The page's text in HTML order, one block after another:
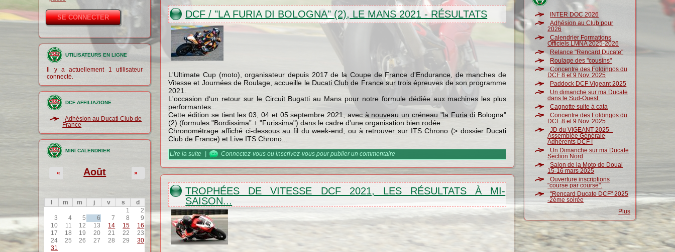
UTILISATEURS EN LIGNE
Il y a actuellement 1 utilisateur
connecté.
DCF AFFILIAZIONE
Adhésion au Ducati Club de
France
MINI CALENDRIER
Août
« »
m m j v s
d
1
2
3
4 5 6 7 8
9
10
11 12 13 14 15
16
17
18 19 20 21 22
23
24
25 26 27 28 29
30
31
DCF / "LA FURIA DI BOLOGNA" (2), LE MANS 2021 - RÉSULTATS
L'Ultimate Cup (moto), organisateur depuis 2017 de la Coupe de France d'Endurance, de manches de
Vitesse et Journées de Roulage, accueille le Ducati Club de France sur trois épreuves de son programme
2021.
L'occasion d‘un retour sur le Circuit Bugatti au Mans pour notre formule dédiée aux machines les plus
performantes...
Cette édition se tient les 03, 04 et 05 septembre 2021, avec à nouveau un créneau "la Furia di Bologna"
(2) (formules "Bordissima” + "Furissima") dans le cadre d'une organisation bien rodée...
Chronométrage affiché ci-dessous au fil du week-end, ou à retrouver sur ITS Chrono (> dossier Ducati
Club de France) et Live ITS Chrono...
Lire la suite de DCF / "la Furia di Bologna" (2), Le Mans 2021 - Résultats
| Connectez-vous ouinscrivez-vous pour publier un commentaire
TROPHÉES DE VITESSE DCF 2021, LES RÉSULTATS À MI-
SAISON...
INTER DOC 2026
Adhésion au Club pour
2026
Calendrier Formations
Officiels LMNA 2025-2026
Relance "Rencard Ducate"
Roulage des "cousins"
Concentre des Foldingos du
DCF 8 et 9 Nov. 2025
Paddock DCF Vigeant 2025
Un dimanche sur ma Ducate
dans le Sud-Ouest.
Cagnotte suite à cata
Concentre des Foldingos du
DCF 8 et 9 Nov. 2025
JD du VIGEANT 2025 -
Assemblée Générale
Adhérents DCF !
Un Dimanche sur ma Ducate
Section Nord
Salon de la Moto de Douai
15-16 mars 2025
Ouverture inscriptions
"course par course".
"Rencard Ducate DCF" 2025
-2ème soirée
Plus